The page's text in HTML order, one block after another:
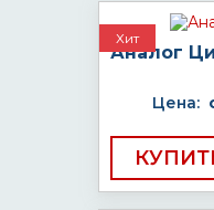
Хит
Аналог
Цена: